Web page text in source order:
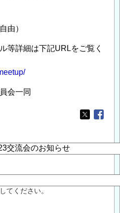
由）
等詳細は下記URLをご覧く
会一同
Opens in
てください。